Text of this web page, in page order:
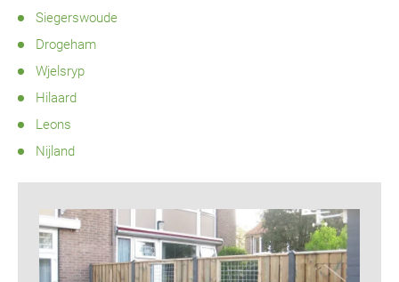
Siegerswoude
Drogeham
Wjelsryp
Hilaard
Leons
Nijland